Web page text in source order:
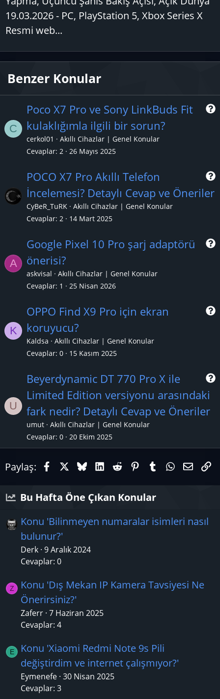
19.03.2026 - PC, PlayStation 5, Xbox Series X
Resmi web...
Benzer Konular
C
S
Poco X7 Pro ve Sony LinkBuds Fit
kulaklığımla ilgili bir sorun?
cerkol01
Akıllı Cihazlar | Genel Konular
Cevaplar 2 26 Mayıs 2025
S
POCO X7 Pro Akıllı Telefon
İncelemesi? Detaylı Cevap ve Öneriler
CyBeR_TuRK
Akıllı Cihazlar | Genel Konular
Cevaplar 2 14 Mart 2025
A
S
Google Pixel 10 Pro şarj adaptörü
önerisi?
askvisal
Akıllı Cihazlar | Genel Konular
Cevaplar 1 25 Nisan 2026
K
S
OPPO Find X9 Pro için ekran
koruyucu?
Kaldsa
Akıllı Cihazlar | Genel Konular
Cevaplar 0 15 Kasım 2025
U
S
Beyerdynamic DT 770 Pro X ile
Limited Edition versiyonu arasındaki
fark nedir? Detaylı Cevap ve Öneriler
umut
Akıllı Cihazlar | Genel Konular
Cevaplar 0 20 Ekim 2025
Paylaş: FacebookX (Twitter)
BlueskyLinkedIn
RedditPinterestTumblrE-
Bu Hafta Öne Çıkan Konular
Konu 'Bilinmeyen numaralar isimleri nasıl
bulunur?'
Derk 9 Aralık 2024
Cevaplar: 0
Z
Konu 'Dış Mekan IP Kamera Tavsiyesi Ne
Önerirsiniz?'
Zaferr 7 Haziran 2025
Cevaplar: 4
E
Konu 'Xiaomi Redmi Note 9s Pili
değiştirdim ve internet çalışmıyor?'
Eymenefe 30 Nisan 2025
Cevaplar: 3